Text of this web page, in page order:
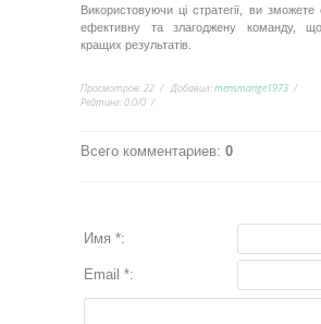
Використовуючи ці стратегії, ви зможете
ефективну та злагоджену команду,
кращих результатів.
Просмотров:22 Добавил:mensmarige1973
Рейтинг:0.0/0
Всего комментариев: 0
Имя *:
Email *: